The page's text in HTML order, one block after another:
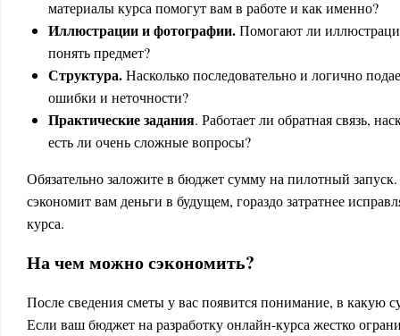
материалы курса помогут вам в работе и как именно?
Иллюстрации и фотографии.Помогают ли
понять предмет?
Структура.Насколько последовательно и логично
ошибки и неточности?
Практические задания. Работает ли обратная связь,
есть ли очень сложные вопросы?
Обязательно заложите в бюджет сумму на пилотный запуск.
сэкономит вам деньги в будущем, гораздо затратнее
курса.
На чем можно сэкономить?
После сведения сметы у вас появится понимание, в какую
Если ваш бюджет на разработку онлайн-курса жестко